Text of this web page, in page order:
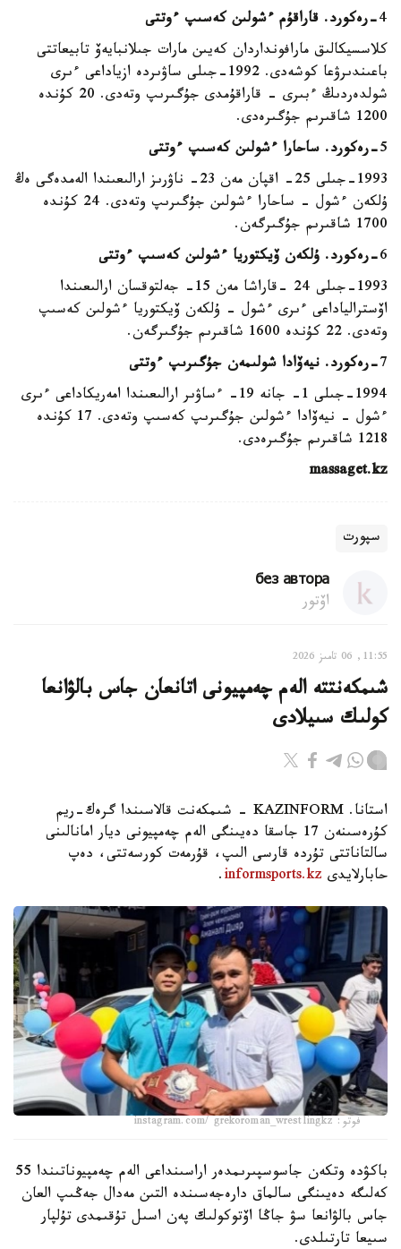
4-رەكورد. قاراقۇم ءشولىن كەسىپ ءوتتى
كلاسسيكالىق مارافونداردان كەيىن مارات جىلانبايەۆ تابيعاتتى
باعىندىرۋعا كوشەدى. 1992-جىلى ساۋىردە ازياداعى ءىرى
شولدەردىڭ ءبىرى - قاراقۇمدى جۇگىرىپ وتەدى. 20 كۇندە
1200 شاقىرىم جۇگىرەدى.
5-رەكورد. ساحارا ءشولىن كەسىپ ءوتتى
1993-جىلى 25- اقپان مەن 23- ناۋرىز ارالىعىندا الەمدەگى ەڭ
ۇلكەن ءشول - ساحارا ءشولىن جۇگىرىپ وتەدى. 24 كۇندە
1700 شاقىرىم جۇگىرگەن.
6-رەكورد. ۇلكەن ۆيكتوريا ءشولىن كەسىپ ءوتتى
1993-جىلى 24 -قاراشا مەن 15- جەلتوقسان ارالىعىندا
اۆسترالياداعى ءىرى ءشول - ۇلكەن ۆيكتوريا ءشولىن كەسىپ
وتەدى. 22 كۇندە 1600 شاقىرىم جۇگىرگەن.
7-رەكورد. نيەۆادا شولىمەن جۇگىرىپ ءوتتى
1994-جىلى 1- جانە 19- ءساۋىر ارالىعىندا امەريكاداعى ءىرى
ءشول - نيەۆادا ءشولىن جۇگىرىپ كەسىپ وتەدى. 17 كۇندە
1218 شاقىرىم جۇگىرەدى.
massaget.kz
سپورت
без автора
اۆتور
11:55, 06 تامىز 2026
شىمكەنتتە الەم چەمپيونى اتانعان جاس بالۋانعا
كولىك سىيلادى
استانا. KAZINFORM - شىمكەنت قالاسىندا گرەك-ريم
كۇرەسىنەن 17 جاسقا دەيىنگى الەم چەمپيونى ديار امانالىنى
سالتاناتتى تۇردە قارسى الىپ، قۇرمەت كورسەتتى، دەپ
حابارلايدى informsports.kz
.
فوتو: instagram.com/ grekoroman_wrestlingkz
باكۋدە وتكەن جاسوسپىرىمدەر اراسىنداعى الەم چەمپيوناتىندا 55
كەلىگە دەيىنگى سالماق دارەجەسىندە التىن مەدال جەڭىپ العان
جاس بالۋانعا سۋ جاڭا اۆتوكولىك پەن اسىل تۇقىمدى تۇلپار
سىيعا تارتىلدى.